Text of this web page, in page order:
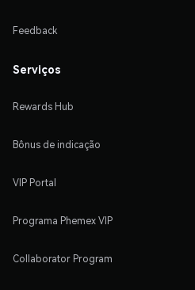
Feedback
Serviços
Rewards Hub
Bônus de indicação
VIP Portal
Programa Phemex VIP
Collaborator Program